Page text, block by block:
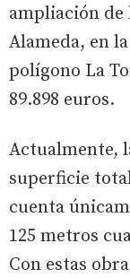
ampliación
Alameda, en
polígono La
89.898 euros.
Actualmente,
superficie
cuenta
125 metros
Con estas